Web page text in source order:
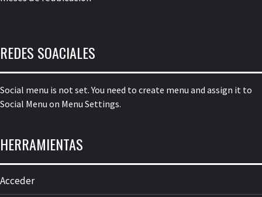
REDES SOACIALES
Social menu is not set. You need to create menu and assign it to
Social Menu on Menu Settings.
HERRAMIENTAS
Acceder